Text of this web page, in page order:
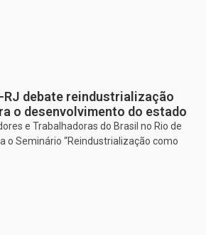
RJ debate reindustrialização
o desenvolvimento do estado
e Trabalhadoras do Brasil no Rio de
o Seminário “Reindustrialização como